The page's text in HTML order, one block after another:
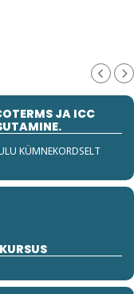
JA ICC
KÜMNEKORDSELT